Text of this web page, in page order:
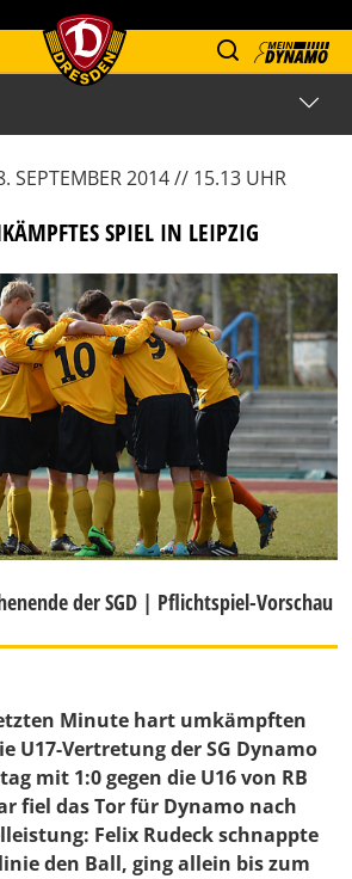
SEPTEMBER 2014 // 15.13 UHR
SPIEL IN LEIPZIG
der SGD | Pflichtspiel-Vorschau
Minute hart umkämpften
U17-Vertretung der SG Dynamo
mit 1:0 gegen die U16 von RB
fiel das Tor für Dynamo nach
Felix Rudeck schnappte
den Ball, ging allein bis zum